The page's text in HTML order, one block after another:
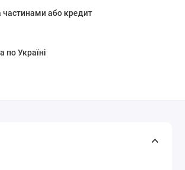
частинами або кредит
Україні